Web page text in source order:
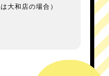
大和店の場合）